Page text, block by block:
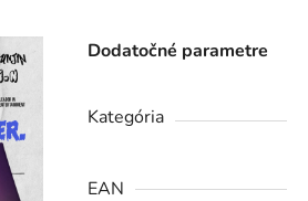
Dodatočné parametre
Kategória
EAN